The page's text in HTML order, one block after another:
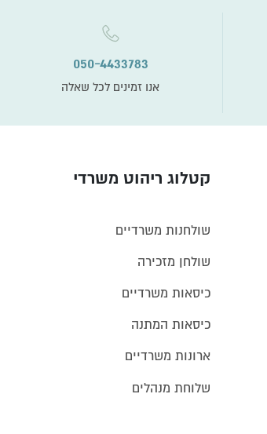
050-4433783
אנו זמינים לכל שאלה
קטלוג ריהוט משרדי
שולחנות משרדיים
שולחן מזכירה
כיסאות משרדיים
כיסאות המתנה
ארונות משרדיים
שלוחת מנהלים